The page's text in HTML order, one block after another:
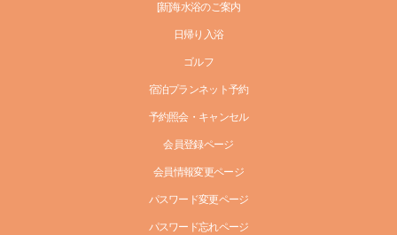
[新]海水浴のご案内
日帰り入浴
ゴルフ
宿泊プランネット予約
予約照会・キャンセル
会員登録ページ
会員情報変更ページ
パスワード変更ページ
パスワード忘れページ